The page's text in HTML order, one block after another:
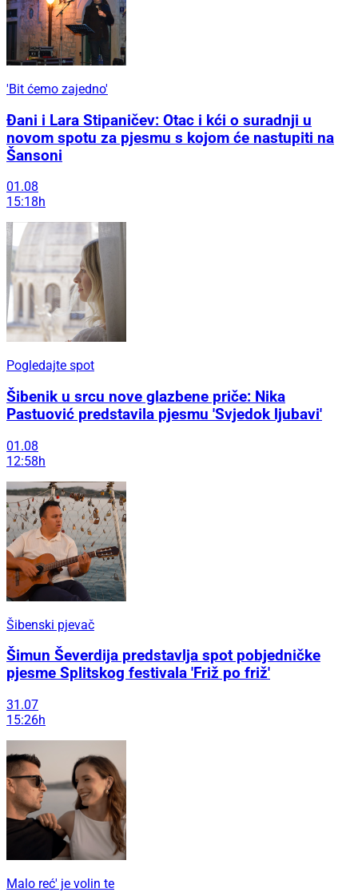
'Bit ćemo zajedno'
Đani i Lara Stipaničev: Otac i kći o suradnji u
novom spotu za pjesmu s kojom će nastupiti na
Šansoni
01.08
15:18h
Pogledajte spot
Šibenik u srcu nove glazbene priče: Nika
Pastuović predstavila pjesmu 'Svjedok ljubavi'
01.08
12:58h
Šibenski pjevač
Šimun Ševerdija predstavlja spot pobjedničke
pjesme Splitskog festivala 'Friž po friž'
31.07
15:26h
Malo reć' je volin te